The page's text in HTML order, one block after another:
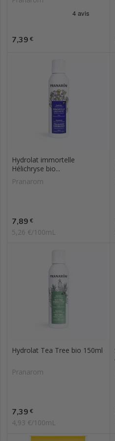
Prix
7,39 €
Hydrolat immortelle
Hélichryse bio...
Pranarom
Prix
7,89 €
5,26 €/100mL
Hydrolat Tea Tree bio 150ml
Pranarom
Prix
7,39 €
4,93 €/100mL